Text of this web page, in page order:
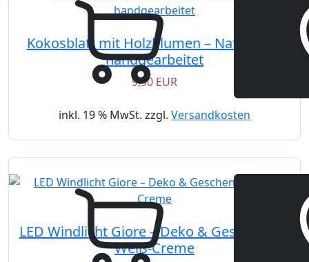
Kokosblatt mit Holzblumen – Naturdeko
handgearbeitet
9,90 EUR
inkl. 19 % MwSt. zzgl. Versandkosten
LED Windlicht Giore – Deko & Geschenk in
Weiß-Creme